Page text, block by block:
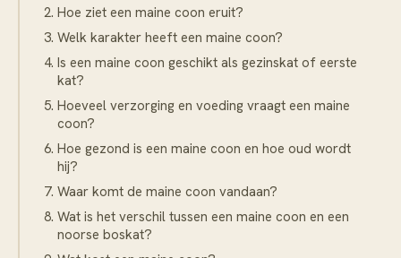
Hoe ziet een maine coon eruit?
Welk karakter heeft een maine coon?
Is een maine coon geschikt als gezinskat of eerste
kat?
Hoeveel verzorging en voeding vraagt een maine
coon?
Hoe gezond is een maine coon en hoe oud wordt
hij?
Waar komt de maine coon vandaan?
Wat is het verschil tussen een maine coon en een
noorse boskat?